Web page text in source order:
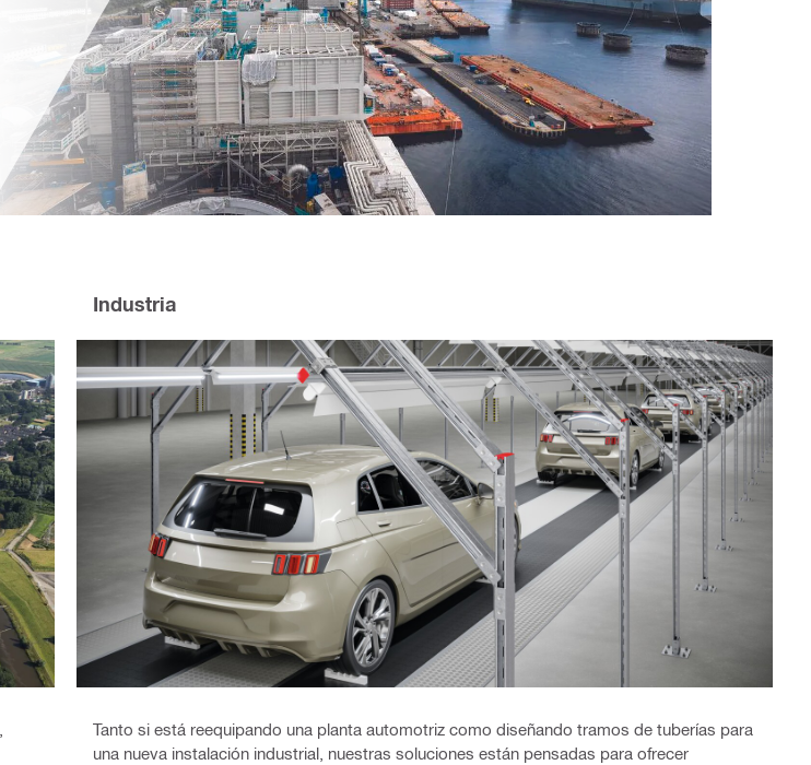
Industria
Tanto si está reequipando una planta automotriz como diseñando tramos de tuberías para
una nueva instalación industrial, nuestras soluciones están pensadas para ofrecer